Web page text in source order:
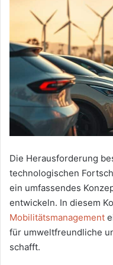
Die Herausforderung
technologischen
ein umfassendes
entwickeln. In diesem
Mobilitätsmanagement
für umweltfreundliche
schafft.